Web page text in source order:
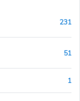
231
51
1